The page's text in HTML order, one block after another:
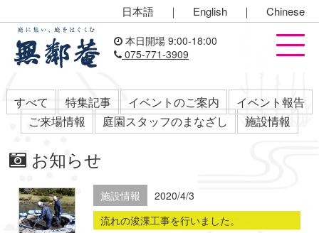
日本語 ｜ English ｜ Chinese
本日開場 9:00-18:00
075-771-3909
すべて 特集記事 イベントのご案内
イベント報告
ご来場情報
庭園スタッフのまなざし 施設情報
お知らせ
施設情報
2020/4/3
流れの浚渫工事を行いました。